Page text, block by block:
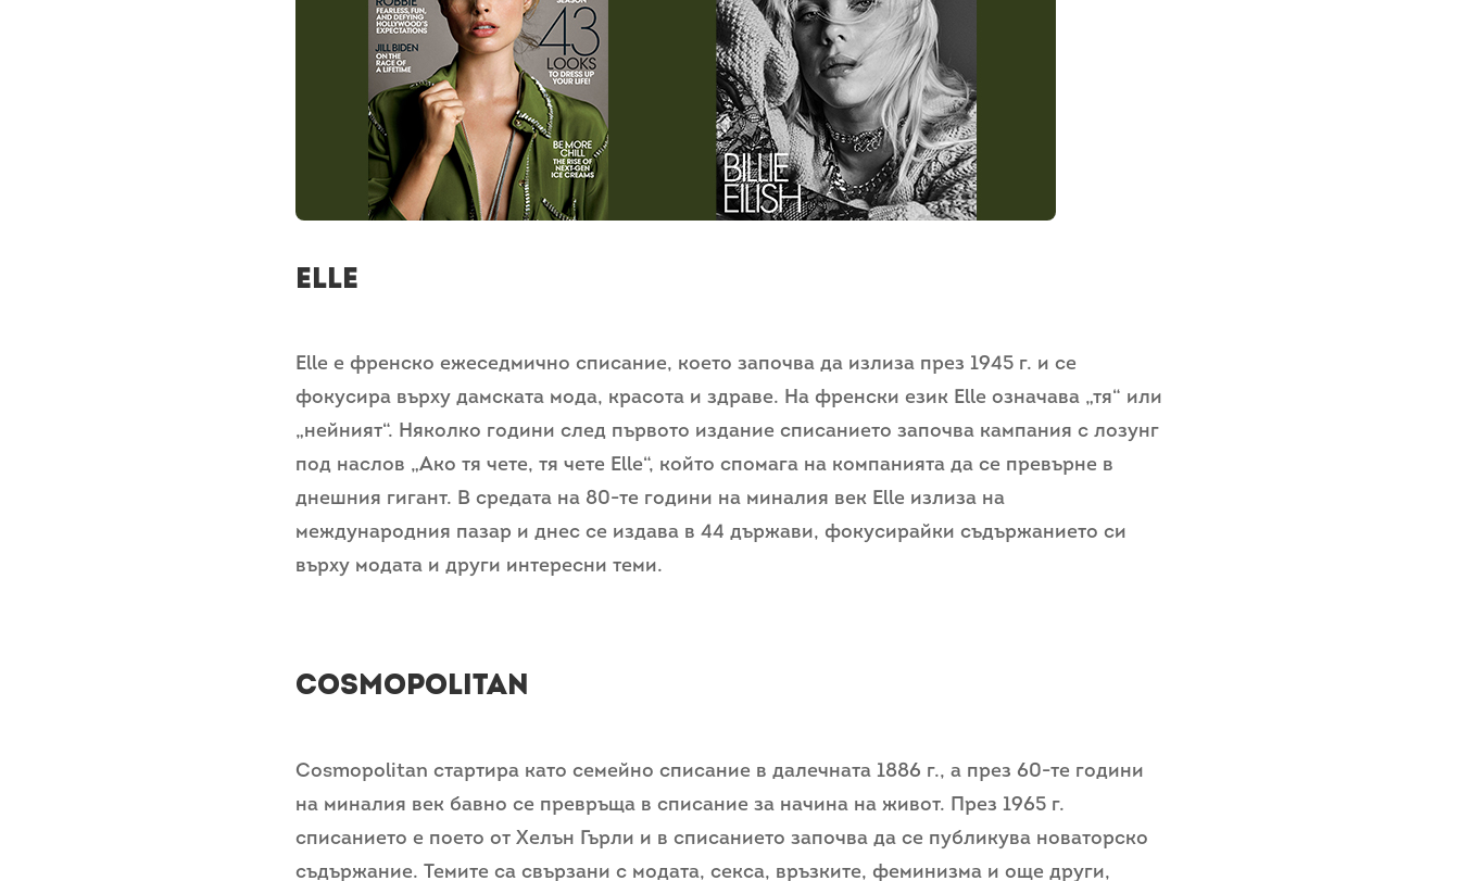
Elle
Elle е френско ежеседмично списание, което започва да излиза през 1945 г. и се
фокусира върху дамската мода, красота и здраве. На френски език Elle означава „тя“ или
„нейният“. Няколко години след първото издание списанието започва кампания с лозунг
под наслов „Ако тя чете, тя чете Elle“, който спомага на компанията да се превърне в
днешния гигант. В средата на 80-те години на миналия век Elle излиза на
международния пазар и днес се издава в 44 държави, фокусирайки съдържанието си
върху модата и други интересни теми.
Cosmopolitan
Cosmopolitan стартира като семейно списание в далечната 1886 г., а през 60-те години
на миналия век бавно се превръща в списание за начина на живот. През 1965 г.
списанието е поето от Хелън Гърли и в списанието започва да се публикува новаторско
съдържание. Темите са свързани с модата, секса, връзките, феминизма и още други,